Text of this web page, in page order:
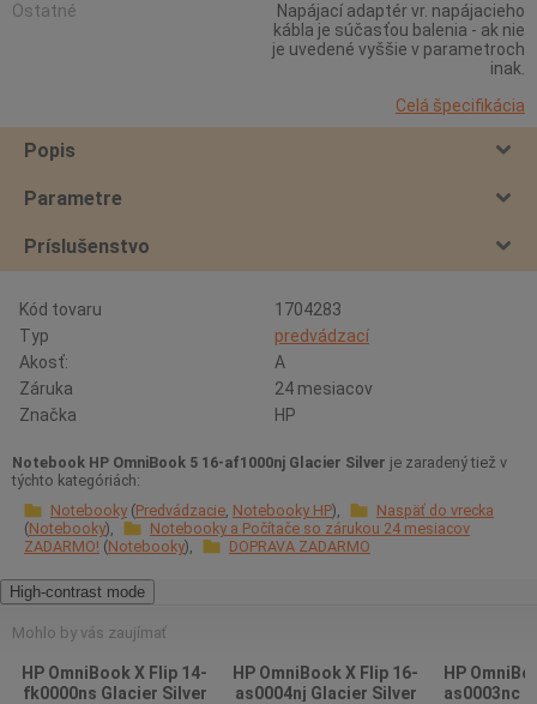
Ostatné
Napájací adaptér vr. napájacieho
kábla je súčasťou balenia - ak nie
je uvedené vyššie v parametroch
inak.
Celá špecifikácia
Popis
Parametre
Príslušenstvo
Kód tovaru
1704283
Typ
predvádzací
Akosť:
A
Záruka
24 mesiacov
Značka
HP
Notebook HP OmniBook 5 16-af1000nj Glacier Silver je zaradený tiež v
týchto kategóriách:
Notebooky Predvádzacie Notebooky HP
Naspäť do vrecka
Notebooky
Notebooky a Počítače so zárukou 24 mesiacov
ZADARMO! Notebooky DOPRAVA ZADARMO
High-contrast mode
Mohlo by vás zaujímať
HP OmniBook X Flip 14-
fk0000ns Glacier Silver
HP OmniBook X Flip 16-
as0004nj Glacier Silver
HP
as0003nc